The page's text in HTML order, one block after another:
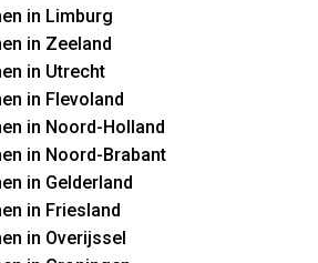
in Limburg
in Zeeland
in Utrecht
in Flevoland
in Noord-Holland
in Noord-Brabant
in Gelderland
in Friesland
in Overijssel